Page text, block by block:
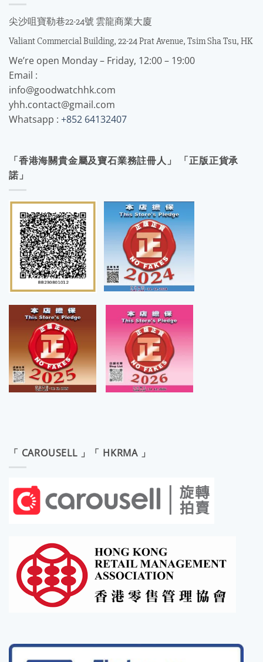
尖沙咀寶勒巷22-24號 雲龍商業大廈
Valiant Commercial Building, 22-24 Prat Avenue, Tsim Sha Tsu, HK
We’re open Monday – Friday, 12:00 – 19:00
Email :
info@goodwatchhk.com
yhh.contact@gmail.com
Whatsapp : +852 64132407
「香港海關貴金屬及寶石業務註冊人」 「正版正貨承
諾」
「 CAROUSELL 」「 HKRMA 」